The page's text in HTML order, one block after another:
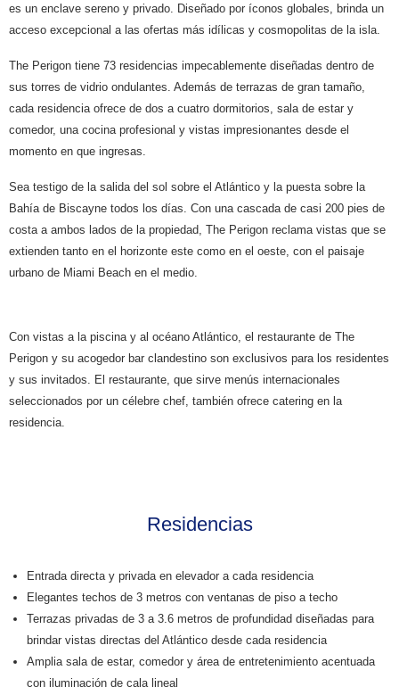
es un enclave sereno y privado. Diseñado por íconos globales, brinda un
acceso excepcional a las ofertas más idílicas y cosmopolitas de la isla.
The Perigon tiene 73 residencias impecablemente diseñadas dentro de
sus torres de vidrio ondulantes. Además de terrazas de gran tamaño,
cada residencia ofrece de dos a cuatro dormitorios, sala de estar y
comedor, una cocina profesional y vistas impresionantes desde el
momento en que ingresas.
Sea testigo de la salida del sol sobre el Atlántico y la puesta sobre la
Bahía de Biscayne todos los días. Con una cascada de casi 200 pies de
costa a ambos lados de la propiedad, The Perigon reclama vistas que se
extienden tanto en el horizonte este como en el oeste, con el paisaje
urbano de Miami Beach en el medio.
Con vistas a la piscina y al océano Atlántico, el restaurante de The
Perigon y su acogedor bar clandestino son exclusivos para los residentes
y sus invitados. El restaurante, que sirve menús internacionales
seleccionados por un célebre chef, también ofrece catering en la
residencia.
Residencias
Entrada directa y privada en elevador a cada residencia
Elegantes techos de 3 metros con ventanas de piso a techo
Terrazas privadas de 3 a 3.6 metros de profundidad diseñadas para
brindar vistas directas del Atlántico desde cada residencia
Amplia sala de estar, comedor y área de entretenimiento acentuada
con iluminación de cala lineal